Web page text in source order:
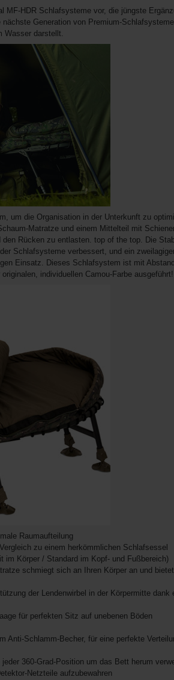
MF-HDR Schlafsysteme vor, die jüngste
Generation von Premium-
Wasser darstellt.
um die Organisation in der Unterkunft zu
Matratze und einem Mittelteil mit
Rücken zu entlasten. top of the top. Die
Schlafsysteme verbessert, und ein
Einsatz. Dieses Schlafsystem ist mit
individuellen Camou-Farbe ausgeführt!
Raumaufteilung
zu einem herkömmlichen Schlafsessel
im Körper / Standard im Kopf- und Fußbereich)
schmiegt sich an Ihren Körper an und
der Lendenwirbel in der Körpermitte dank
für perfekten Sitz auf unebenen Böden
Anti-Schlamm-Becher, für eine perfekte
360-Grad-Position um das Bett herum
Netzteile aufzubewahren